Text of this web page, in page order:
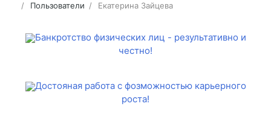
Пользователи Екатерина Зайцева
Банкротство физических лиц - результативно и
честно!
Достояная работа с фозможностью карьерного
роста!